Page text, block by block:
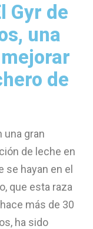
Gyr de
una
de
una gran
de leche en
se hayan en el
que esta raza
más de 30
ha sido